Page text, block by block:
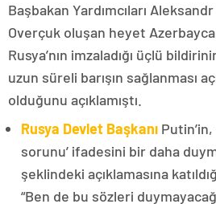
Başbakan Yardımcıları
Overçuk oluşan heyet
Rusya’nın imzaladığı üçlü
uzun süreli barışın sağlanması
olduğunu açıklamıştı.
Rusya Devlet Başkanı Putin’in,
sorunu’ ifadesini bir daha
şeklindeki açıklamasına
“Ben de bu sözleri